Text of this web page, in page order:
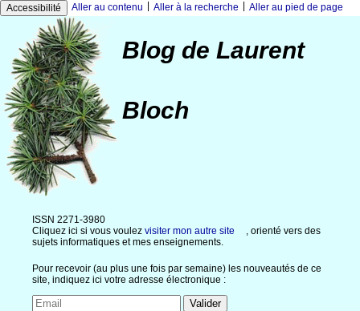
Accessibilité Aller au contenu Aller à la recherche Aller au pied de page
Blog de Laurent
Bloch
ISSN 2271-3980
Cliquez ici si vous voulez visiter mon autre site
, orienté vers des
sujets informatiques et mes enseignements.
Pour recevoir (au plus une fois par semaine) les nouveautés de ce
site, indiquez ici votre adresse électronique :